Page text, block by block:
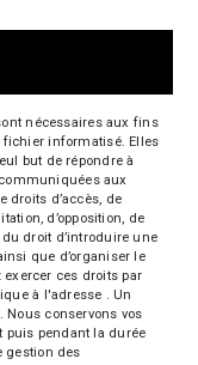
nécessaires aux fins
fichier informatisé. Elles
but de répondre à
aux
droits d’accès, de
d’opposition, de
droit d’introduire une
que d’organiser le
exercer ces droits par
à l'adresse . Un
Nous conservons vos
puis pendant la durée
gestion des